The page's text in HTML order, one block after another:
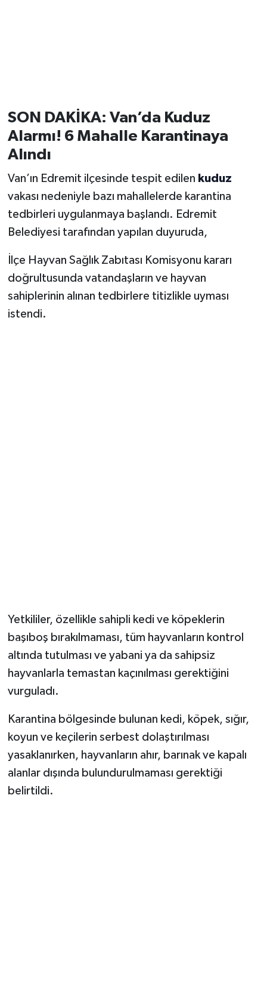
SON DAKİKA: Van’da Kuduz
Alarmı! 6 Mahalle Karantinaya
Alındı
Van’ın Edremit ilçesinde tespit edilen kuduz
vakası nedeniyle bazı mahallelerde karantina
tedbirleri uygulanmaya başlandı. Edremit
Belediyesi tarafından yapılan duyuruda,
İlçe Hayvan Sağlık Zabıtası Komisyonu kararı
doğrultusunda vatandaşların ve hayvan
sahiplerinin alınan tedbirlere titizlikle uyması
istendi.
Yetkililer, özellikle sahipli kedi ve köpeklerin
başıboş bırakılmaması, tüm hayvanların kontrol
altında tutulması ve yabani ya da sahipsiz
hayvanlarla temastan kaçınılması gerektiğini
vurguladı.
Karantina bölgesinde bulunan kedi, köpek, sığır,
koyun ve keçilerin serbest dolaştırılması
yasaklanırken, hayvanların ahır, barınak ve kapalı
alanlar dışında bulundurulmaması gerektiği
belirtildi.